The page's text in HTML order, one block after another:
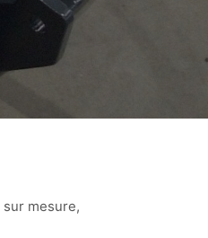
sur mesure,